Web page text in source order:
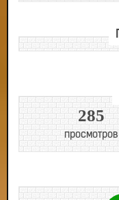
285
просмотров